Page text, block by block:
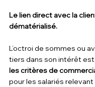
Le lien direct avec la
dématérialisé.
L’octroi de sommes ou
tiers dans son intérêt est
les critères de
pour les salariés